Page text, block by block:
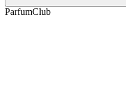
ParfumClub